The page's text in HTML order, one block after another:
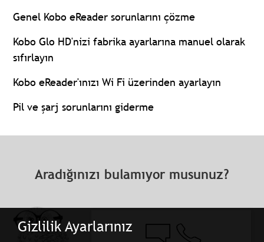
Gizlilik Ayarlarınız
Genel Kobo eReader sorunlarını çözme
Kobo Glo HD'nizi fabrika ayarlarına manuel olarak
sıfırlayın
Kobo eReader'ınızı Wi Fi üzerinden ayarlayın
Pil ve şarj sorunlarını giderme
Aradığınızı bulamıyor musunuz?